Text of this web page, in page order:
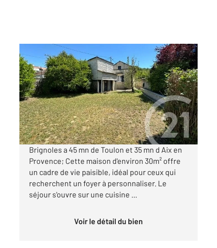
BRIGNOLES 83
30 m2, 2 pièces
Ref : 615
Maison à vendre
129 000 €
Visiter le site dédié
Brignoles a 45 mn de Toulon et 35 mn d Aix en
Provence; Cette maison d'environ 30m² offre
un cadre de vie paisible, idéal pour ceux qui
recherchent un foyer à personnaliser. Le
séjour s'ouvre sur une cuisine ...
Voir le détail du bien